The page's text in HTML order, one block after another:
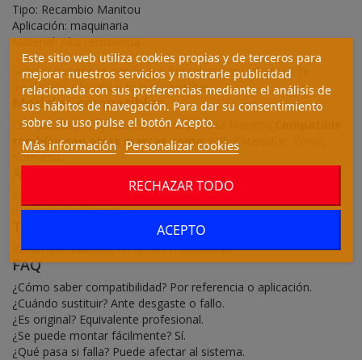
Tipo: Recambio Manitou
Aplicación: maquinaria
Material: Alta resistencia
Si no corresponde con lo que buscabas contáctanos y te
ayudamos a localizar lo que necesites.
Modelos compatibles
Compatible por aplicación en maquinaria Manitou.
también con otras marcas como:JCB, Caterpillar, Volvo,
Komatsu.
Excavadoras, manipuladores telescópicos, cargadoras,
maquinaria industrial.
También conocido como
Recambio Manitou, recambio maquinaria.
FAQ
¿Cómo saber compatibilidad? Por referencia o aplicación.
¿Cuándo sustituir? Ante desgaste o fallo.
¿Es original? Equivalente profesional.
¿Se puede montar fácilmente? Sí.
¿Qué pasa si falla? Puede afectar al sistema.
Este sitio web utiliza cookies propias y de terceros para
mejorar nuestros servicios y mostrarle publicidad
relacionada con sus preferencias mediante el análisis de
sus hábitos de navegación. Para dar su consentimiento
sobre su uso pulse el botón Acepto.
Más información Personalizar cookies
RECHAZAR TODO
ACEPTO